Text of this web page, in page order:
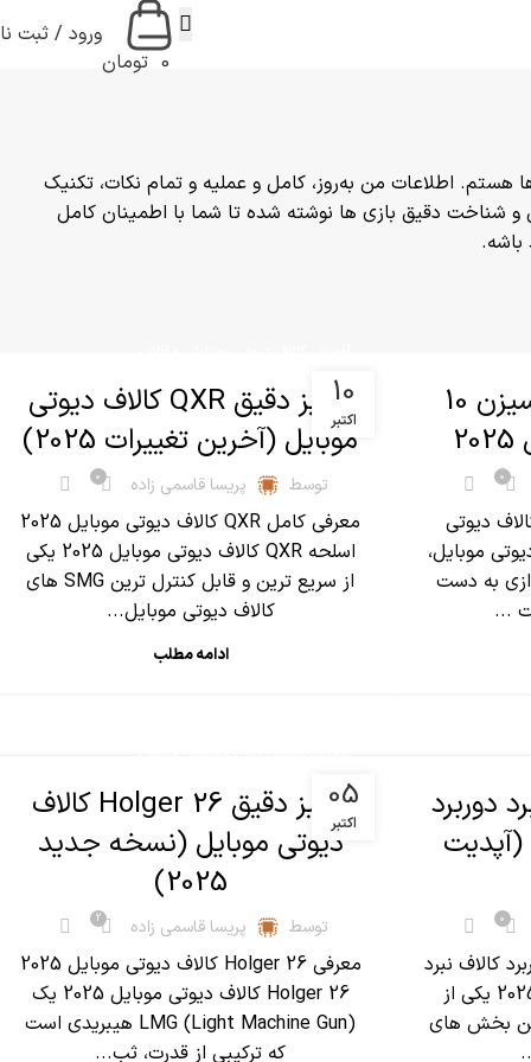
0 تومان
ورود / ثبت
هستم. اطلاعات من به‌روز، کامل و عملیه و تمام نکات، تکنیک
و شناخت دقیق بازی ها نوشته شده تا شما با اطمینان کامل
باشه.
بهترین سلاح های سیزن 10
0
سلاح های سیزن 10 کالاف دیوتی
دیوتی موبایل،
به دست
...
10
اکتبر
آنالیز دقیق QXR کالاف دیوتی
موبایل (آخرین تغییرات 2025)
توسط پریسا قاسمی زاده 0
معرفی کامل QXR کالاف دیوتی موبایل 2025
اسلحه QXR کالاف دیوتی موبایل 2025 یکی
از سریع ترین و قابل کنترل ترین SMG های
کالاف دیوتی موبایل...
ادامه مطلب
دوربرد
(آپدیت
0
کالاف نبرد
دوربرد کالاف دیوتی موبایل 2025 یکی از
بخش های
05
اکتبر
آنالیز دقیق Holger 26 کالاف
دیوتی موبایل (نسخه جدید
2025)
توسط پریسا قاسمی زاده 2
معرفی Holger 26 کالاف دیوتی موبایل 2025
Holger 26 کالاف دیوتی موبایل 2025 یک
LMG (Light Machine Gun) هیبریدی است
که ترکیبی از قدرت، ثب...